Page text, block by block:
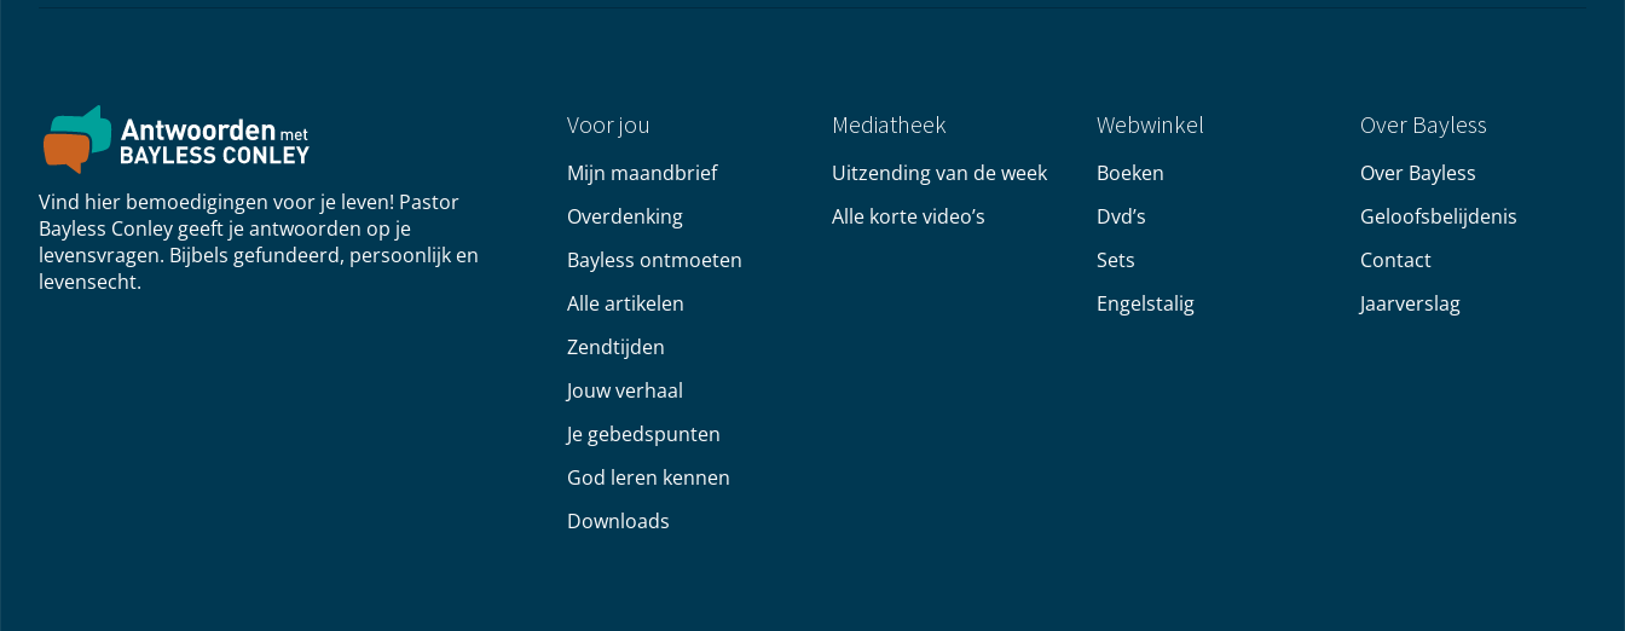
Vind hier bemoedigingen voor je leven! Pastor
Bayless Conley geeft je antwoorden op je
levensvragen. Bijbels gefundeerd, persoonlijk en
levensecht.
Voor jou
Mijn maandbrief
Overdenking
Bayless ontmoeten
Alle artikelen
Zendtijden
Jouw verhaal
Je gebedspunten
God leren kennen
Downloads
Mediatheek
Uitzending van de week
Alle korte video’s
Webwinkel
Boeken
Dvd’s
Sets
Engelstalig
Over Bayless
Over Bayless
Geloofsbelijdenis
Contact
Jaarverslag